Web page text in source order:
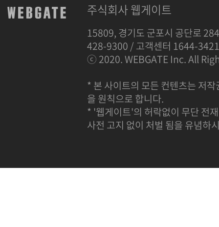
주식회사 웹게이트
15809, 경기도 군포시 공단로
428-9300 / 고객센터 1644-
ⓒ 2020. WEBGATE Inc. All
* 본 사이트의 모든 컨텐츠는 저
을 원칙으로 합니다.
* '웹게이트'의 허락없이 무단 전
사전 고지 없이 처벌 됨을 유념하